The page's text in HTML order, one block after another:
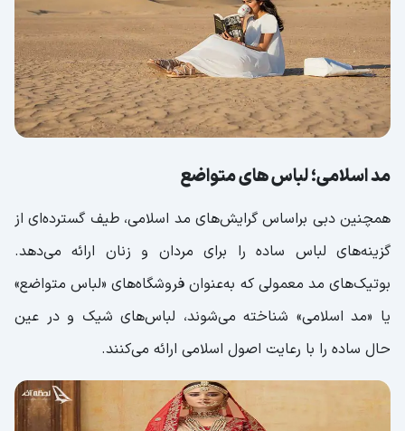
مد اسلامی؛ لباس های متواضع
همچنین دبی براساس گرایش‌های مد اسلامی، طیف گسترده‌ای از
گزینه‌های لباس ساده را برای مردان و زنان ارائه می‌دهد.
بوتیک‌های مد معمولی که به‌عنوان فروشگاه‌های «لباس متواضع»
یا «مد اسلامی» شناخته می‌شوند، لباس‌های شیک و در عین
حال ساده را با رعایت اصول اسلامی ارائه می‌کنند.